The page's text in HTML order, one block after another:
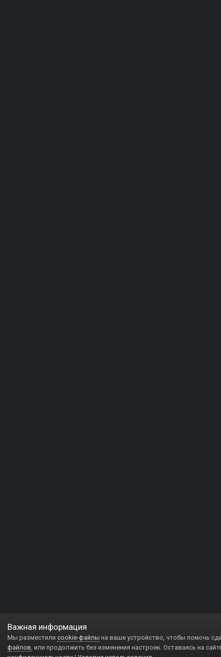
Важная информация
Мы разместили cookie-файлы на ваше устройство, чтобы помочь
файлов, или продолжить без изменения настроек. Оставаясь на